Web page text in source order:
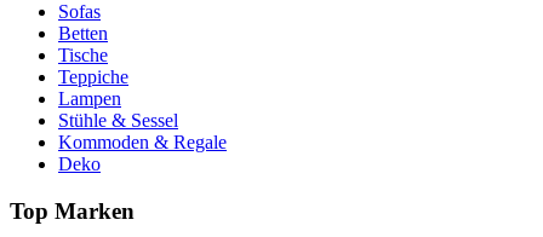
Sofas
Betten
Tische
Teppiche
Lampen
Stühle & Sessel
Kommoden & Regale
Deko
Top Marken